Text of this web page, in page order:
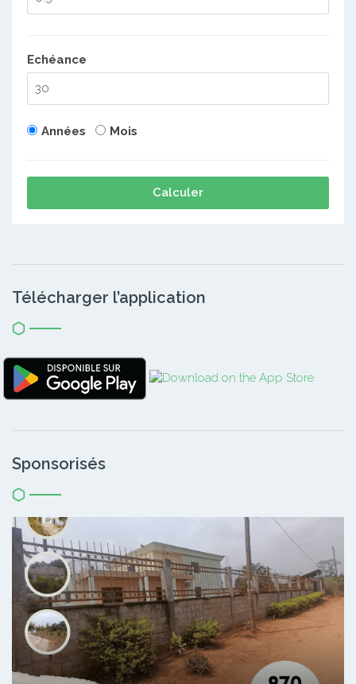
Echéance
Années Mois
Calculer
Télécharger l’application
Sponsorisés